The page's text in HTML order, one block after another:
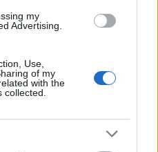
my
Advertising.
Use,
of my
with the
ΑΕΜΥ
καθαριστών